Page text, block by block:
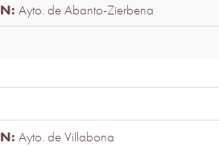
Ayto. de Abanto-Zierbena
Ayto. de Villabona